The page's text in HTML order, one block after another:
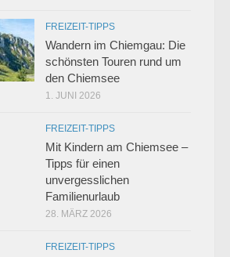
FREIZEIT-TIPPS
Wandern im Chiemgau: Die
schönsten Touren rund um
den Chiemsee
1. JUNI 2026
FREIZEIT-TIPPS
Mit Kindern am Chiemsee –
Tipps für einen
unvergesslichen
Familienurlaub
28. MÄRZ 2026
FREIZEIT-TIPPS